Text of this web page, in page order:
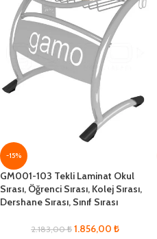
-15%
GM001-103 Tekli Laminat Okul
Sırası, Öğrenci Sırası, Kolej Sırası,
Dershane Sırası, Sınıf Sırası
2.183,00₺ 1.856,00 ₺